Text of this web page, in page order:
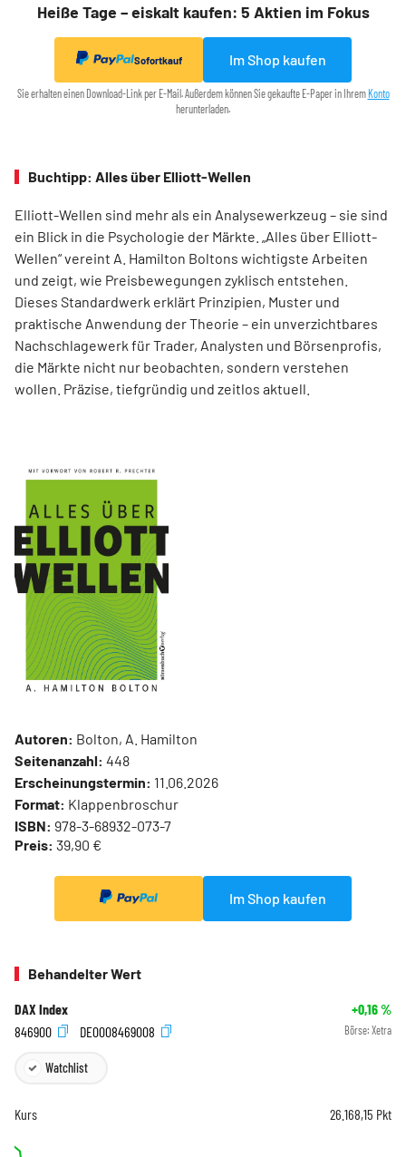
Heiße Tage – eiskalt kaufen: 5 Aktien im Fokus
Sofortkauf Im Shop kaufen
Sie erhalten einen Download-Link per E-Mail. Außerdem können Sie gekaufte E-Paper in Ihrem Konto
herunterladen.
Buchtipp: Alles über Elliott-Wellen
Elliott-Wellen sind mehr als ein Analysewerkzeug – sie sind
ein Blick in die Psychologie der Märkte. „Alles über Elliott-
Wellen“ vereint A. Hamilton Boltons wichtigste Arbeiten
und zeigt, wie Preisbewegungen zyklisch entstehen.
Dieses Standardwerk erklärt Prinzipien, Muster und
praktische Anwendung der Theorie – ein unverzichtbares
Nachschlagewerk für Trader, Analysten und Börsenprofis,
die Märkte nicht nur beobachten, sondern verstehen
wollen. Präzise, tiefgründig und zeitlos aktuell.
Autoren: Bolton, A. Hamilton
Seitenanzahl: 448
Erscheinungstermin: 11.06.2026
Format: Klappenbroschur
ISBN: 978-3-68932-073-7
Preis: 39,90 €
Im Shop kaufen
Behandelter Wert
DAX Index +0,16%
846900
DE0008469008 Börse: Xetra
Watchlist
Kurs 26.168,15 Pkt